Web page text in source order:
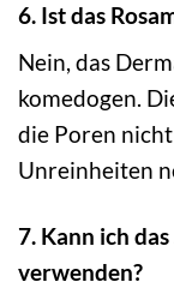
6. Ist das
Nein, das
komedogen.
die Poren
Unreinheiten
7. Kann ich
verwenden?